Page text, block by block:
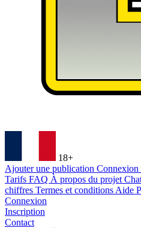
18+
Ajouter une publication Connexion
Tarifs FAQ À propos du projet
chiffres Termes et conditions Aide
Connexion
Inscription
Contact